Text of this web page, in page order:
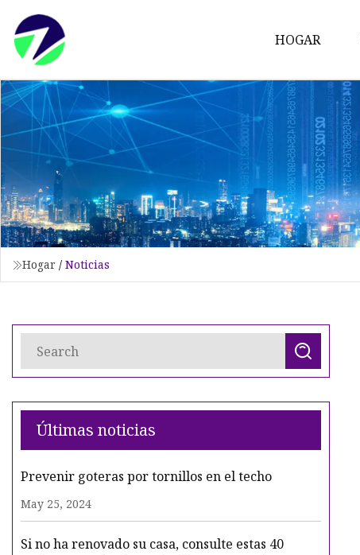
HOGAR
Hogar / Noticias
Últimas noticias
Prevenir goteras por tornillos en el techo
May 25, 2024
Si no ha renovado su casa, consulte estas 40